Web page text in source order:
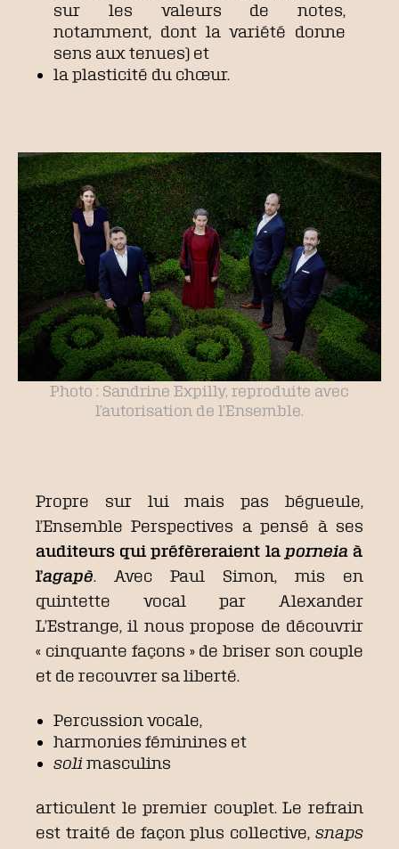
sur les valeurs de notes,
notamment, dont la variété donne
sens aux tenues) et
la plasticité du chœur.
Photo : Sandrine Expilly, reproduite avec
l’autorisation de l’Ensemble.
Propre sur lui mais pas bégueule,
l’Ensemble Perspectives a pensé à ses
auditeurs qui préfèreraient la porneiaà
l’agapè. Avec Paul Simon, mis en
quintette vocal par Alexander
L’Estrange, il nous propose de découvrir
« cinquante façons » de briser son couple
et de recouvrer sa liberté.
Percussion vocale,
harmonies féminines et
soli masculins
articulent le premier couplet. Le refrain
est traité de façon plus collective, snaps